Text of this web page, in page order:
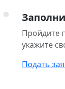
Пройдите
укажите
Подать